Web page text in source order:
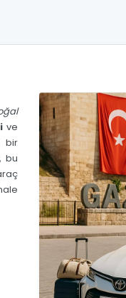
ve
bir
bu